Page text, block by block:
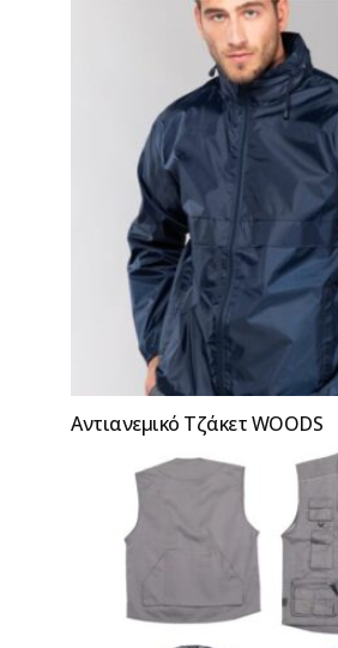
Αντιανεμικό Τζάκετ WOODS